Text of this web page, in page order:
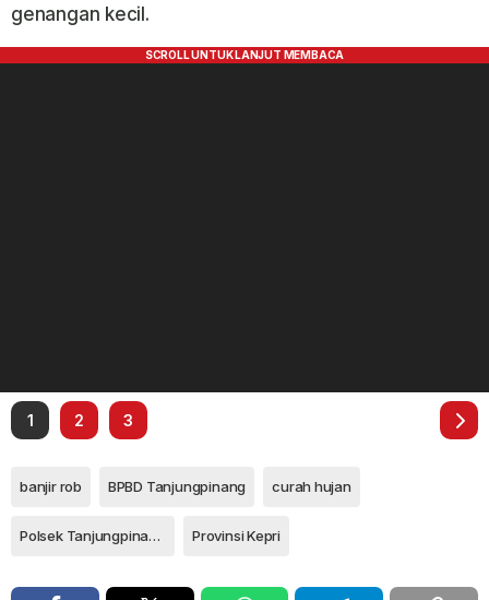
genangan kecil.
1 2 3
banjir rob BPBD Tanjungpinang curah hujan
Polsek Tanjungpinang Kota Provinsi Kepri